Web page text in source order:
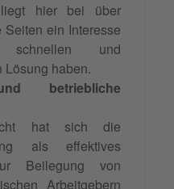
liegt hier bei über
Seiten ein Interesse
und
Lösung haben.
betriebliche
hat sich die
als effektives
Beilegung von
Arbeitgebern